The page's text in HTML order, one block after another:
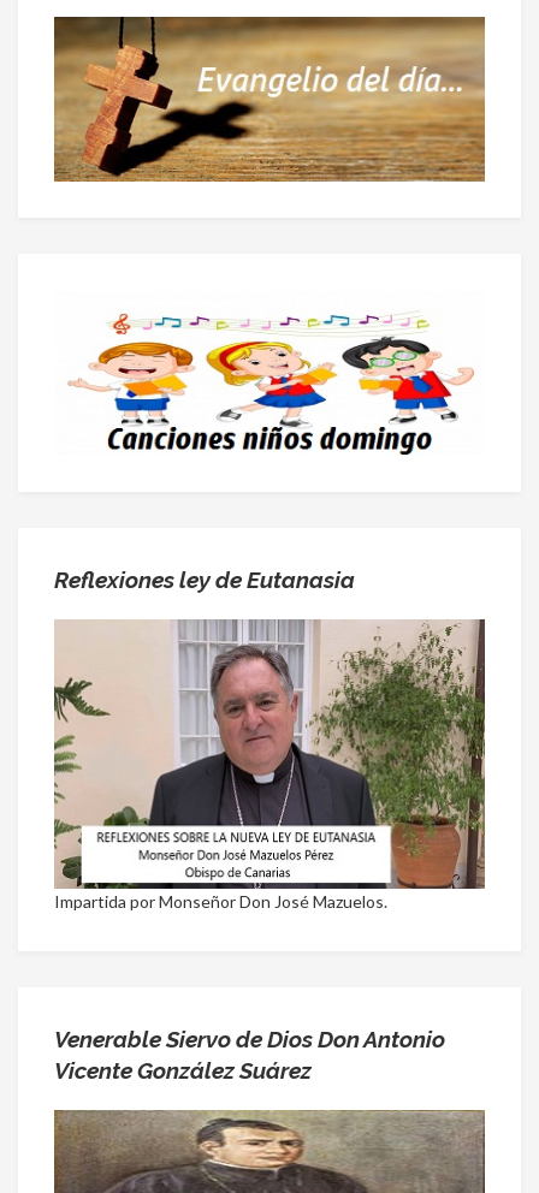
Reflexiones ley de Eutanasia
Impartida por Monseñor Don José Mazuelos.
Venerable Siervo de Dios Don Antonio
Vicente González Suárez